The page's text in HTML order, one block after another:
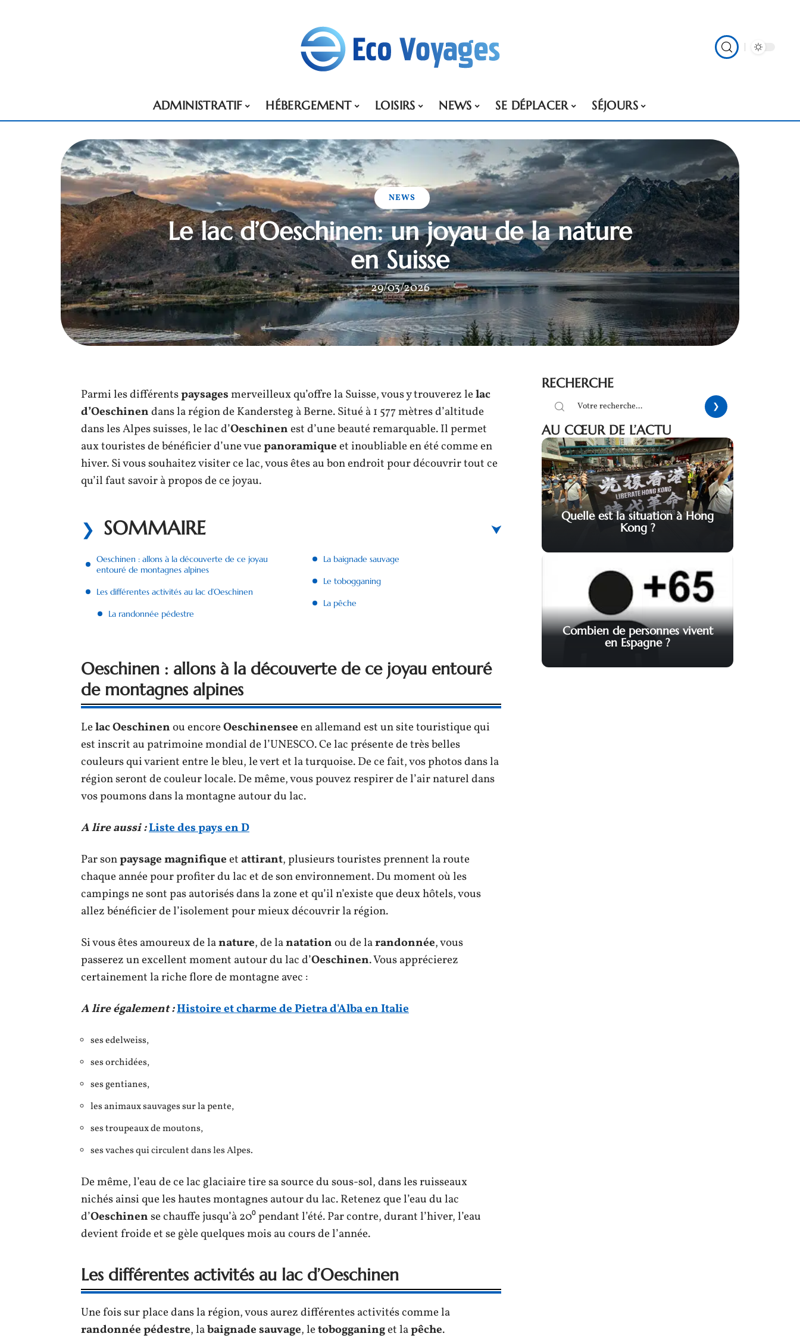
ADMINISTRATIF HÉBERGEMENT LOISIRS NEWS SE DÉPLACER SÉJOURS
NEWS
Le lac d’Oeschinen: un joyau de la nature
en Suisse
29/03/2026
Parmi les différentspaysagesmerveilleux qu’offre la Suisse, vous y trouverez lelac
d’Oeschinendans la région de Kandersteg à Berne. Situé à 1 577 mètres d’altitude
dans les Alpes suisses, le lac d’Oeschinenest d’une beauté remarquable. Il permet
aux touristes de bénéficier d’une vuepanoramiqueet inoubliable en été comme en
hiver. Si vous souhaitez visiter ce lac, vous êtes au bon endroit pour découvrir tout ce
qu’il faut savoir à propos de ce joyau.
SOMMAIRE
Oeschinen : allons à la découverte de ce joyau
entouré de montagnes alpines
Les différentes activités au lac d’Oeschinen
La randonnée pédestre
La baignade sauvage
Le tobogganing
La pêche
Oeschinen : allons à la découverte de ce joyau entouré
de montagnes alpines
Lelac Oeschinenou encoreOeschinenseeen allemand est un site touristique qui
est inscrit au patrimoine mondial de l’UNESCO. Ce lac présente de très belles
couleurs qui varient entre le bleu, le vert et la turquoise. De ce fait, vos photos dans la
région seront de couleur locale. De même, vous pouvez respirer de l’air naturel dans
vos poumons dans la montagne autour du lac.
A lire aussi :Liste des pays en D
Par sonpaysage magnifiqueetattirant, plusieurs touristes prennent la route
chaque année pour profiter du lac et de son environnement. Du moment où les
campings ne sont pas autorisés dans la zone et qu’il n’existe que deux hôtels, vous
allez bénéficier de l’isolement pour mieux découvrir la région.
Si vous êtes amoureux de lanature, de lanatationou de larandonnée, vous
passerez un excellent moment autour du lac d’Oeschinen. Vous apprécierez
certainement la riche flore de montagne avec :
A lire également :Histoire et charme de Pietra d'Alba en Italie
ses edelweiss,
ses orchidées,
ses gentianes,
les animaux sauvages sur la pente,
ses troupeaux de moutons,
ses vaches qui circulent dans les Alpes.
De même, l’eau de ce lac glaciaire tire sa source du sous-sol, dans les ruisseaux
nichés ainsi que les hautes montagnes autour du lac. Retenez que l’eau du lac
d’Oeschinense chauffe jusqu’à 20⁰ pendant l’été. Par contre, durant l’hiver, l’eau
devient froide et se gèle quelques mois au cours de l’année.
Les différentes activités au lac d’Oeschinen
Une fois sur place dans la région, vous aurez différentes activités comme la
randonnée pédestre, labaignade sauvage, letobogganinget lapêche.
RECHERCHE
AU CŒUR DE L’ACTU
Quelle est la situation à Hong
Kong ?
Combien de personnes vivent
en Espagne ?